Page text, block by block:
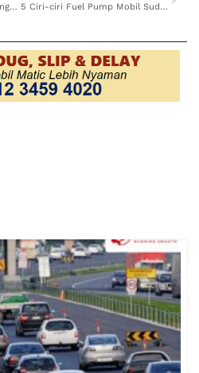
Bahaya, Efek Samping Rem Tangan Aktif Terlalu Lama 5 Ciri-ciri Fuel Pump Mobil Sudah Mulai Lemah